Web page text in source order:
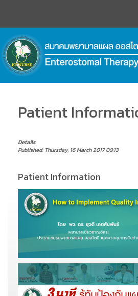
.
Patient
Details
Published: Thursday, 16 March 2017 09:13
Patient Information